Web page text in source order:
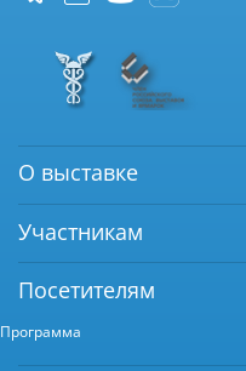
О выставке
Участникам
Посетителям
Программа